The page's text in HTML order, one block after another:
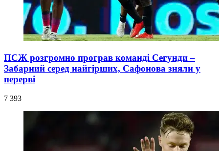
ПСЖ розгромно програв команді Сегунди –
Забарний серед найгірших, Сафонова зняли у
перерві
7 393